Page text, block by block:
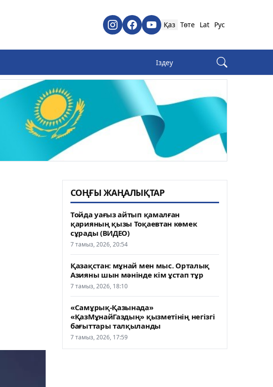
Қаз Төте Lat Рус
СОҢҒЫ ЖАҢАЛЫҚТАР
Тойда уағыз айтып қамалған
қарияның қызы Тоқаевтан көмек
сұрады (ВИДЕО)
7 тамыз, 2026, 20:54
Қазақстан: мұнай мен мыс. Орталық
Азияны шын мәнінде кім ұстап тұр
7 тамыз, 2026, 18:10
«Самұрық-Қазынада»
«ҚазМұнайГаздың» қызметінің негізгі
бағыттары талқыланды
7 тамыз, 2026, 17:59